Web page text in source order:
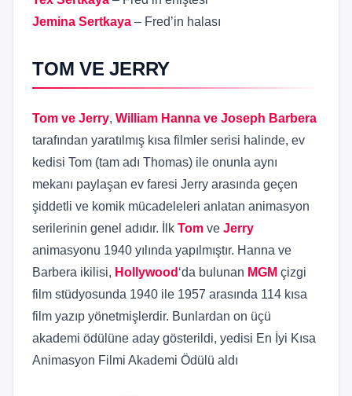
Jemina Sertkaya – Fred’in halası
TOM VE JERRY
Tom ve Jerry, William Hanna ve Joseph Barbera
tarafından yaratılmış kısa filmler serisi halinde, ev
kedisi Tom (tam adı Thomas) ile onunla aynı
mekanı paylaşan ev faresi Jerry arasında geçen
şiddetli ve komik mücadeleleri anlatan animasyon
serilerinin genel adıdır. İlk Tom ve Jerry
animasyonu 1940 yılında yapılmıştır. Hanna ve
Barbera ikilisi, Hollywood ‘da bulunan MGM çizgi
film stüdyosunda 1940 ile 1957 arasında 114 kısa
film yazıp yönetmişlerdir. Bunlardan on üçü
akademi ödülüne aday gösterildi, yedisi En İyi Kısa
Animasyon Filmi Akademi Ödülü aldı